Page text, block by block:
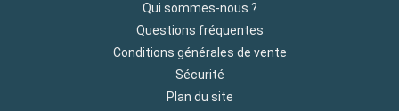
Qui sommes-nous ?
Questions fréquentes
Conditions générales de vente
Sécurité
Plan du site